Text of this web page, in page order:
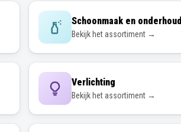
Schoonmaak en onderhoud
Bekijk het assortiment →
Verlichting
Bekijk het assortiment →